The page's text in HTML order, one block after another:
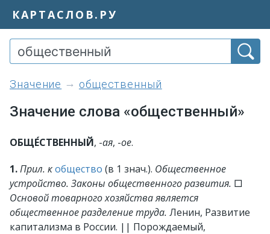
КАРТАСЛОВ.РУ
значение общественный
Значение слова «общественный»
ОБЩЕ́СТВЕННЫЙ, -ая, -ое.
1.Прил. кобщество (в 1 знач.). Общественное
устройство. Законы общественного развития. □
Основой товарного хозяйства является
общественное разделение труда. Ленин, Развитие
капитализма в России. || Порождаемый,